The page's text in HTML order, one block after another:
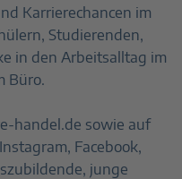
Karrierechancen im
Studierenden,
in den Arbeitsalltag im
Büro.
handel.de sowie auf
Facebook,
junge